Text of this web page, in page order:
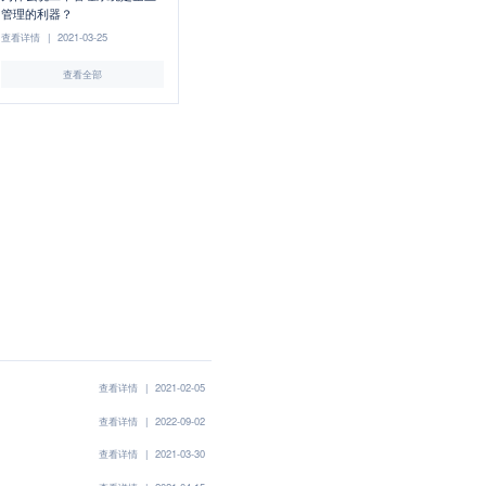
管理的利器？
查看详情 | 2021-03-25
查看全部
查看详情 | 2021-02-05
查看详情 | 2022-09-02
查看详情 | 2021-03-30